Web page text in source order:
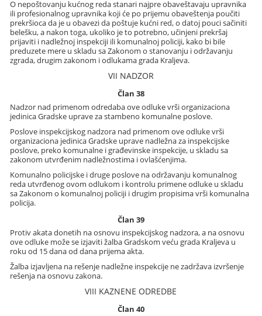
O nepoštovanju kućnog reda stanari najpre obaveštavaju upravnika
ili profesionalnog upravnika koji će po prijemu obaveštenja poučiti
prekršioca da je u obavezi da poštuje kućni red, o datoj pouci sačiniti
belešku, a nakon toga, ukoliko je to potrebno, učinjeni prekršaj
prijaviti i nadležnoj inspekciji ili komunalnoj policiji, kako bi bile
preduzete mere u skladu sa Zakonom o stanovanju i održavanju
zgrada, drugim zakonom i odlukama grada Kraljeva.
VII NADZOR
Član 38
Nadzor nad primenom odredaba ove odluke vrši organizaciona
jedinica Gradske uprave za stambeno komunalne poslove.
Poslove inspekcijskog nadzora nad primenom ove odluke vrši
organizaciona jedinica Gradske uprave nadležna za inspekcijske
poslove, preko komunalne i građevinske inspekcije, u skladu sa
zakonom utvrđenim nadležnostima i ovlašćenjima.
Komunalno policijske i druge poslove na održavanju komunalnog
reda utvrđenog ovom odlukom i kontrolu primene odluke u skladu
sa Zakonom o komunalnoj policiji i drugim propisima vrši komunalna
policija.
Član 39
Protiv akata donetih na osnovu inspekcijskog nadzora, a na osnovu
ove odluke može se izjaviti žalba Gradskom veću grada Kraljeva u
roku od 15 dana od dana prijema akta.
Žalba izjavljena na rešenje nadležne inspekcije ne zadržava izvršenje
rešenja na osnovu zakona.
VIII KAZNENE ODREDBE
Član 40